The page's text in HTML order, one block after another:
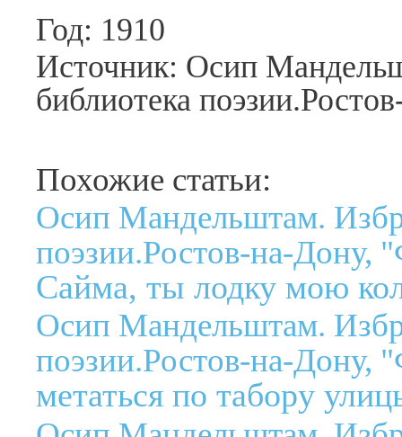
Год: 1910
Источник: Осип
библиотека
Похожие статьи:
Осип Мандельштам.
поэзии.Ростов-на-Дону,
Сайма, ты лодку мою
Осип Мандельштам.
поэзии.Ростов-на-Дону,
метаться по табору